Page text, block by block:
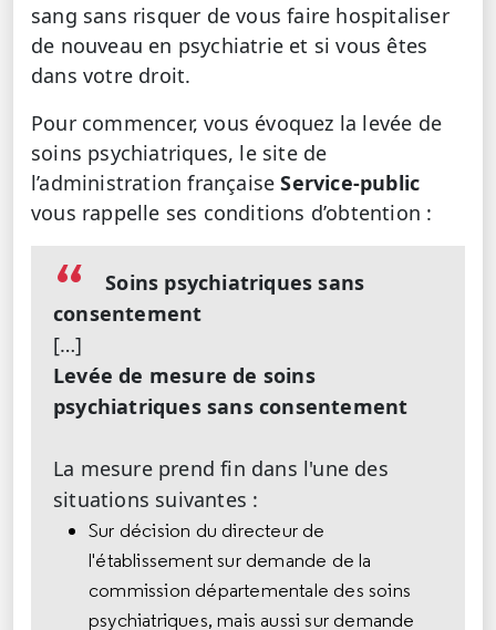
sang sans risquer de vous faire hospitaliser
de nouveau en psychiatrie et si vous êtes
dans votre droit.
Pour commencer, vous évoquez la levée de
soins psychiatriques, le site de
l’administration françaiseService-public
vous rappelle ses conditions d’obtention :
Soins psychiatriques sans
consentement
[…]
Levée de mesure de soins
psychiatriques sans consentement
La mesure prend fin dans l'une des
situations suivantes :
Sur décision du directeur de
l'établissement sur demande de la
commission départementale des soins
psychiatriques, mais aussi sur demande